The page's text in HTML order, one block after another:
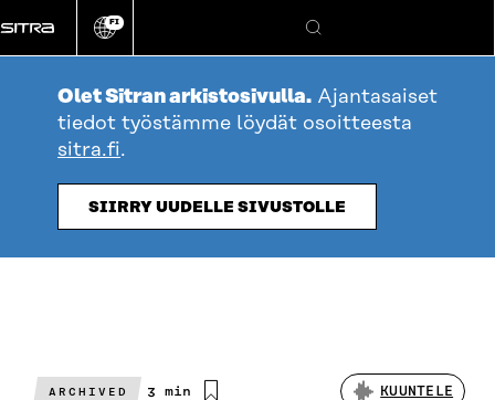
suoraan
sisältöön
Vaihda
kieli
FI
Hae
Olet Sitran arkistosivulla. Ajantasaiset
tiedot työstämme löydät osoitteesta
sitra.fi.
SIIRRY UUDELLE SIVUSTOLLE
ARCHIVED
Arvioitu
3 min KUUNTELE